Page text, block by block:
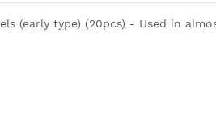
(early type) (20pcs) - Used in